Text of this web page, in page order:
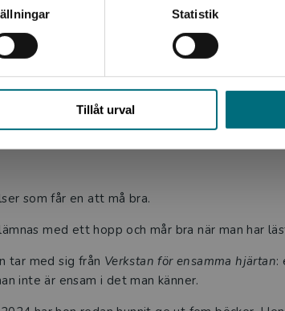
Statistik
Tillåt urval
Stäng
och hon beskriver arbetet som både givande
värme, humor, vänskap – och ett stråk av
som får en att må bra.
med ett hopp och mår bra när man har
tar med sig från Verkstan för ensamma hjärtan:
inte är ensam i det man känner.